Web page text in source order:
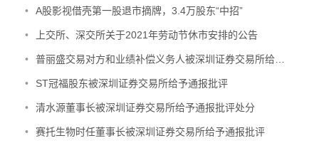
• A股影视借壳第一股退市摘牌，3.4万股东“中招”
• 上交所、深交所关于2021年劳动节休市安排的公告
• 普丽盛交易对方和业绩补偿义务人被深圳证券交易所给予通报批评处分
• ST冠福股东被深圳证券交易所给予通报批评
• 清水源董事长被深圳证券交易所给予通报批评处分
• 赛托生物时任董事长被深圳证券交易所给予通报批评